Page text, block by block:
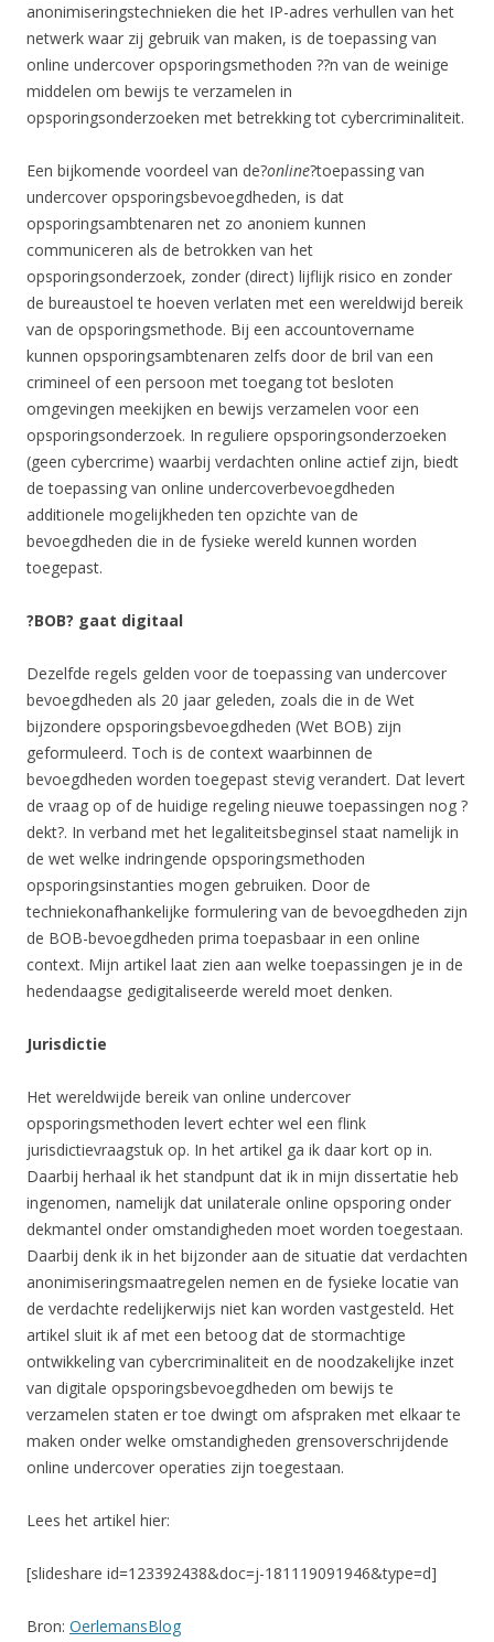
anonimiseringstechnieken die het IP-adres verhullen van het
netwerk waar zij gebruik van maken, is de toepassing van
online undercover opsporingsmethoden ??n van de weinige
middelen om bewijs te verzamelen in
opsporingsonderzoeken met betrekking tot cybercriminaliteit.
Een bijkomende voordeel van de?online?toepassing van
undercover opsporingsbevoegdheden, is dat
opsporingsambtenaren net zo anoniem kunnen
communiceren als de betrokken van het
opsporingsonderzoek, zonder (direct) lijflijk risico en zonder
de bureaustoel te hoeven verlaten met een wereldwijd bereik
van de opsporingsmethode. Bij een accountovername
kunnen opsporingsambtenaren zelfs door de bril van een
crimineel of een persoon met toegang tot besloten
omgevingen meekijken en bewijs verzamelen voor een
opsporingsonderzoek. In reguliere opsporingsonderzoeken
(geen cybercrime) waarbij verdachten online actief zijn, biedt
de toepassing van online undercoverbevoegdheden
additionele mogelijkheden ten opzichte van de
bevoegdheden die in de fysieke wereld kunnen worden
toegepast.
?BOB? gaat digitaal
Dezelfde regels gelden voor de toepassing van undercover
bevoegdheden als 20 jaar geleden, zoals die in de Wet
bijzondere opsporingsbevoegdheden (Wet BOB) zijn
geformuleerd. Toch is de context waarbinnen de
bevoegdheden worden toegepast stevig verandert. Dat levert
de vraag op of de huidige regeling nieuwe toepassingen nog ?
dekt?. In verband met het legaliteitsbeginsel staat namelijk in
de wet welke indringende opsporingsmethoden
opsporingsinstanties mogen gebruiken. Door de
techniekonafhankelijke formulering van de bevoegdheden zijn
de BOB-bevoegdheden prima toepasbaar in een online
context. Mijn artikel laat zien aan welke toepassingen je in de
hedendaagse gedigitaliseerde wereld moet denken.
Jurisdictie
Het wereldwijde bereik van online undercover
opsporingsmethoden levert echter wel een flink
jurisdictievraagstuk op. In het artikel ga ik daar kort op in.
Daarbij herhaal ik het standpunt dat ik in mijn dissertatie heb
ingenomen, namelijk dat unilaterale online opsporing onder
dekmantel onder omstandigheden moet worden toegestaan.
Daarbij denk ik in het bijzonder aan de situatie dat verdachten
anonimiseringsmaatregelen nemen en de fysieke locatie van
de verdachte redelijkerwijs niet kan worden vastgesteld. Het
artikel sluit ik af met een betoog dat de stormachtige
ontwikkeling van cybercriminaliteit en de noodzakelijke inzet
van digitale opsporingsbevoegdheden om bewijs te
verzamelen staten er toe dwingt om afspraken met elkaar te
maken onder welke omstandigheden grensoverschrijdende
online undercover operaties zijn toegestaan.
Lees het artikel hier:
[slideshare id=123392438&doc=j-181119091946&type=d]
Bron: OerlemansBlog